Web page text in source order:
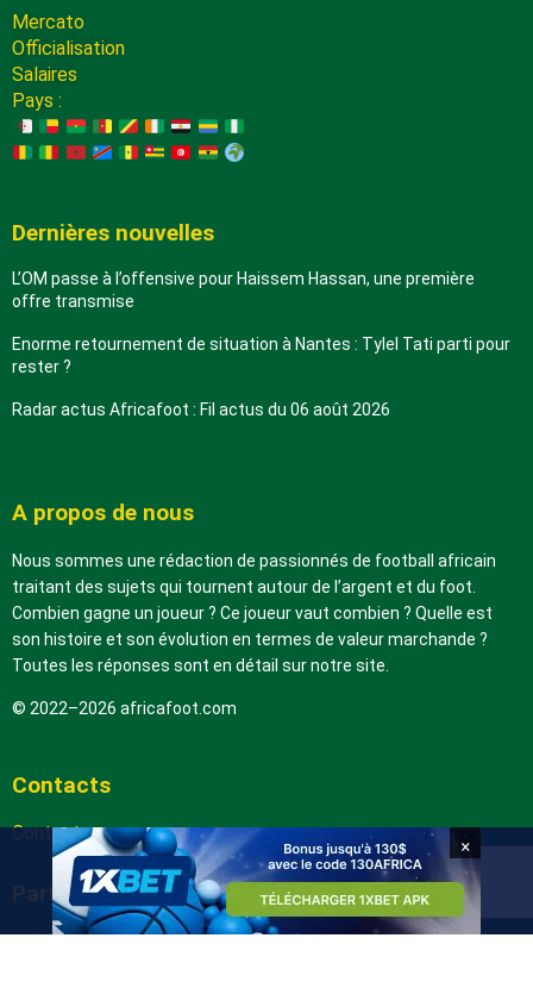
Mercato
Officialisation
Salaires
Pays :
Dernières nouvelles
L’OM passe à l’offensive pour Haissem Hassan, une première
offre transmise
Enorme retournement de situation à Nantes : Tylel Tati parti pour
rester ?
Radar actus Africafoot : Fil actus du 06 août 2026
A propos de nous
Nous sommes une rédaction de passionnés de football africain
traitant des sujets qui tournent autour de l’argent et du foot.
Combien gagne un joueur ? Ce joueur vaut combien ? Quelle est
son histoire et son évolution en termes de valeur marchande ?
Toutes les réponses sont en détail sur notre site.
© 2022–2026 africafoot.com
Contacts
Contactez-nous
Partenaires
arabic.africafoot.com
×